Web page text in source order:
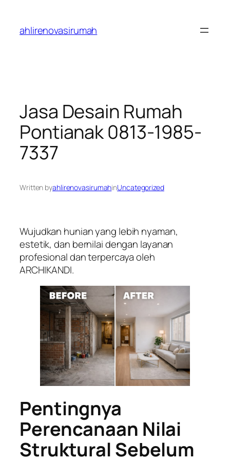
content
ahlirenovasirumah
Jasa Desain Rumah
Pontianak 0813-1985-
7337
Written byahlirenovasirumahinUncategorized
Wujudkan hunian yang lebih nyaman,
estetik, dan bernilai dengan layanan
profesional dan terpercaya oleh
ARCHIKANDI.
Pentingnya
Perencanaan Nilai
Struktural Sebelum